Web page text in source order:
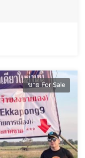
ขาย For Sale